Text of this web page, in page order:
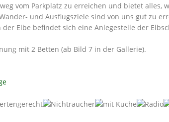
vom Parkplatz zu erreichen und bietet alles,
und Ausflugsziele sind von uns gut zu
Elbe befindet sich eine Anlegestelle der
mit 2 Betten (ab Bild 7 in der Gallerie).